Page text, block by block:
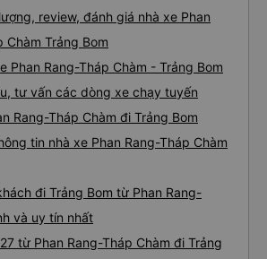
review, đánh giá nhà xe Phan
Chàm Trảng Bom
Phan Rang-Tháp Chàm - Trảng Bom
tư vấn các dòng xe chạy tuyến
Rang-Tháp Chàm đi Trảng Bom
tin nhà xe Phan Rang-Tháp Chàm
đi Trảng Bom từ Phan Rang-
và uy tín nhất
từ Phan Rang-Tháp Chàm đi Trảng